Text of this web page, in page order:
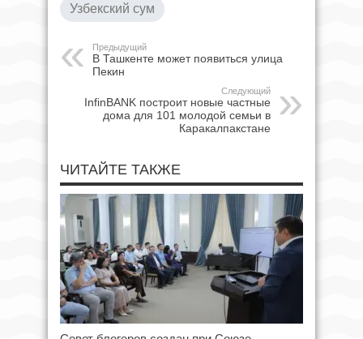
Узбекский сум
Предыдущий
В Ташкенте может появиться улица
Пекин
Следующий
InfinBANK построит новые частные
дома для 101 молодой семьи в
Каракалпакстане
ЧИТАЙТЕ ТАКЖЕ